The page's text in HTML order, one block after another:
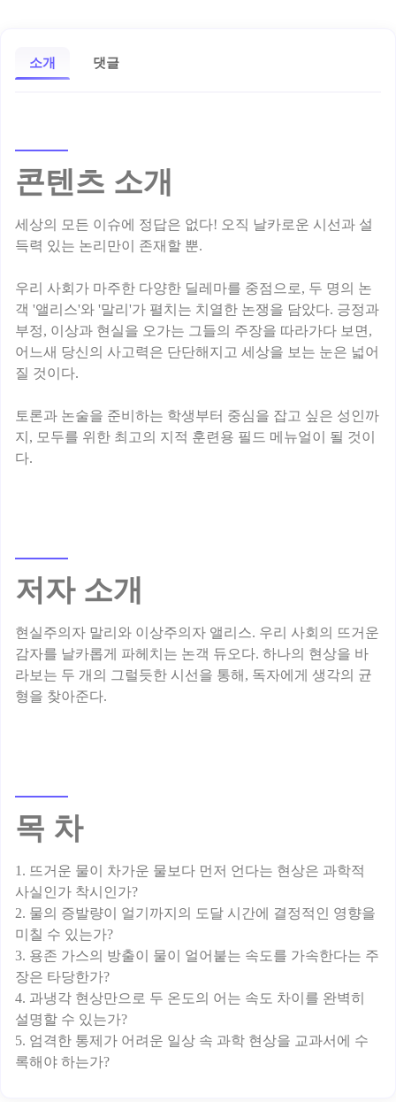
소개 댓글
콘텐츠 소개
세상의 모든 이슈에 정답은 없다! 오직 날카로운 시선과 설
득력 있는 논리만이 존재할 뿐.
우리 사회가 마주한 다양한 딜레마를 중점으로, 두 명의 논
객 '앨리스'와 '말리'가 펼치는 치열한 논쟁을 담았다. 긍정과
부정, 이상과 현실을 오가는 그들의 주장을 따라가다 보면,
어느새 당신의 사고력은 단단해지고 세상을 보는 눈은 넓어
질 것이다.
토론과 논술을 준비하는 학생부터 중심을 잡고 싶은 성인까
지, 모두를 위한 최고의 지적 훈련용 필드 메뉴얼이 될 것이
저자 소개
현실주의자 말리와 이상주의자 앨리스. 우리 사회의 뜨거운
감자를 날카롭게 파헤치는 논객 듀오다. 하나의 현상을 바
라보는 두 개의 그럴듯한 시선을 통해, 독자에게 생각의 균
목 차
1. 뜨거운 물이 차가운 물보다 먼저 언다는 현상은 과학적
사실인가 착시인가?
2. 물의 증발량이 얼기까지의 도달 시간에 결정적인 영향을
미칠 수 있는가?
3. 용존 가스의 방출이 물이 얼어붙는 속도를 가속한다는 주
장은 타당한가?
4. 과냉각 현상만으로 두 온도의 어는 속도 차이를 완벽히
설명할 수 있는가?
5. 엄격한 통제가 어려운 일상 속 과학 현상을 교과서에 수